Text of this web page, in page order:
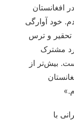
افغانستان
خود آوارگی
تحقیر و ترس
مشترک
بیش‌تر از
با